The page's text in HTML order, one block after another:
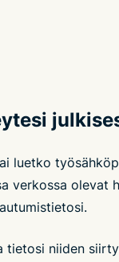
luetko
verkossa olevat
tietosi niiden